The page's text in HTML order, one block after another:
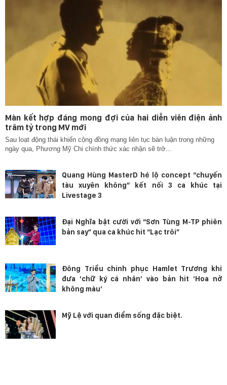
Màn kết hợp đáng mong đợi của hai diễn viên điện ảnh
trăm tỷ trong MV mới
Sau loạt động thái khiến cộng đồng mạng liên tục bàn luận trong những
ngày qua, Phương Mỹ Chi chính thức xác nhận sẽ trở...
Quang Hùng MasterD hé lộ concept “chuyến
tàu xuyên không” kết nối 3 ca khúc tại
Livestage 3
Đại Nghĩa bật cười với “Sơn Tùng M-TP phiên
bản say” qua ca khúc hit “Lạc trôi”
Đông Triều chinh phục Hamlet Trương khi
đưa ‘chữ ký cá nhân’ vào bản hit ‘Hoa nở
không màu’
Mỹ Lệ với quan điểm sống đặc biệt.